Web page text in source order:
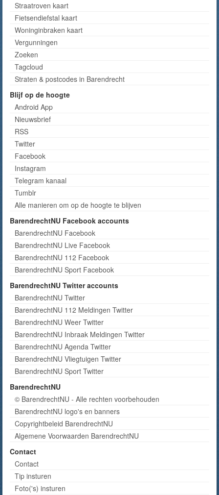
Straatroven kaart
Fietsendiefstal kaart
Woninginbraken kaart
Vergunningen
Zoeken
Tagcloud
Straten & postcodes in Barendrecht
Blijf op de hoogte
Android App
Nieuwsbrief
RSS
Twitter
Facebook
Instagram
Telegram kanaal
Tumblr
Alle manieren om op de hoogte te blijven
BarendrechtNU Facebook accounts
BarendrechtNU Facebook
BarendrechtNU Live Facebook
BarendrechtNU 112 Facebook
BarendrechtNU Sport Facebook
BarendrechtNU Twitter accounts
BarendrechtNU Twitter
BarendrechtNU 112 Meldingen Twitter
BarendrechtNU Weer Twitter
BarendrechtNU Inbraak Meldingen Twitter
BarendrechtNU Agenda Twitter
BarendrechtNU Vliegtuigen Twitter
BarendrechtNU Sport Twitter
BarendrechtNU
© BarendrechtNU - Alle rechten voorbehouden
BarendrechtNU logo's en banners
Copyrightbeleid BarendrechtNU
Algemene Voorwaarden BarendrechtNU
Contact
Contact
Tip insturen
Foto('s) insturen